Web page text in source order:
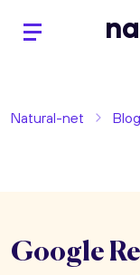
n
Natural-net Blog
Google